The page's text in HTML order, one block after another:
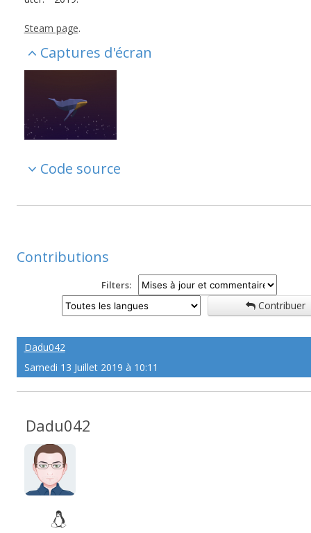
Steam page.
Captures d'écran
Code source
Contributions
Filters:
Contribuer
Dadu042
Samedi 13 Juillet 2019 à 10:11
Dadu042